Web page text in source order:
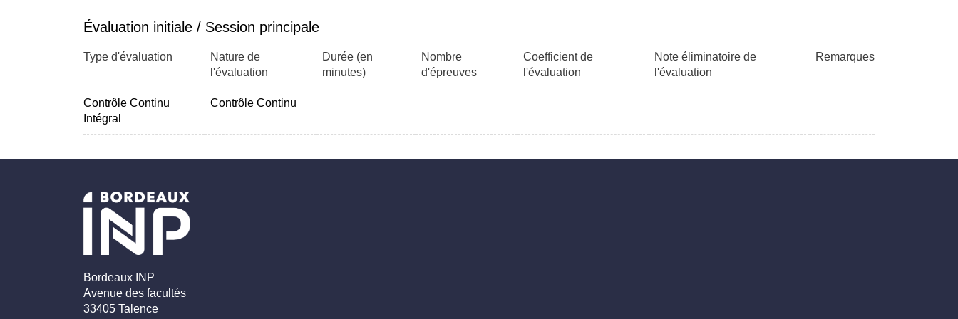
Évaluation initiale / Session principale
Type d'évaluation
Nature de
l'évaluation
Durée (en
minutes)
Nombre
d'épreuves
Coefficient de
l'évaluation
Note éliminatoire de
l'évaluation
Remarques
Contrôle Continu
Intégral
Contrôle Continu
Bordeaux INP
Avenue des facultés
33405 Talence